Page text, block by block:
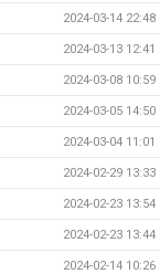
2024-03-14 22:48
2024-03-13 12:41
2024-03-08 10:59
2024-03-05 14:50
2024-03-04 11:01
2024-02-29 13:33
2024-02-23 13:54
2024-02-23 13:44
2024-02-14 10:26